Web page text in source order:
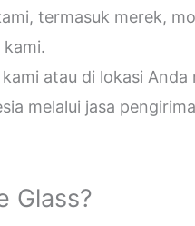
termasuk merek,
atau di lokasi
melalui jasa
Glass?